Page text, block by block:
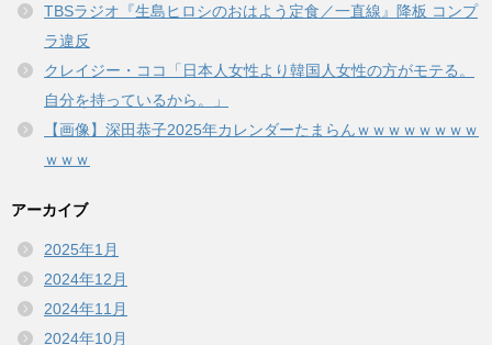
TBSラジオ『生島ヒロシのおはよう定食／一直線』降板 コンプ
ラ違反
クレイジー・ココ「日本人女性より韓国人女性の方がモテる。
自分を持っているから。」
【画像】深田恭子2025年カレンダーたまらんｗｗｗｗｗｗｗｗ
ｗｗｗ
アーカイブ
2025年1月
2024年12月
2024年11月
2024年10月